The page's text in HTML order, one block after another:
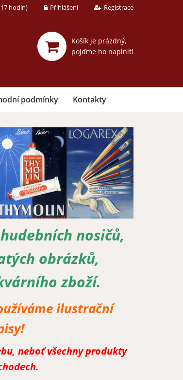
hodin) Přihlášení Registrace
Košík je prázdný,
pojďme ho naplnit!
podmínky Kontakty
nosičů,
obrázků,
zboží.
ilustrační
neboť všechny produkty